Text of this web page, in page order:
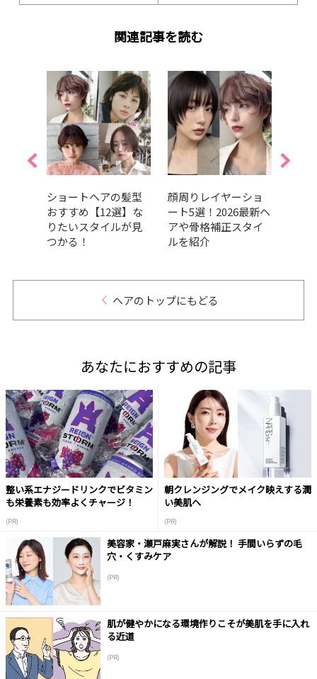
関連記事を読む
ショートヘアの髪型
おすすめ【12選】な
りたいスタイルが見
つかる！
顔周りレイヤーショ
ート5選！2026最新ヘ
アや骨格補正スタイ
ルを紹介
ヘアのトップにもどる
あなたにおすすめの記事
整い系エナジードリンクでビタミン
も栄養素も効率よくチャージ！
(PR)
朝クレンジングでメイク映えする潤
い美肌へ
(PR)
美容家・瀬戸麻実さんが解説！ 手間いらずの毛
穴・くすみケア
(PR)
肌が健やかになる環境作りこそが美肌を手に入れ
る近道
(PR)